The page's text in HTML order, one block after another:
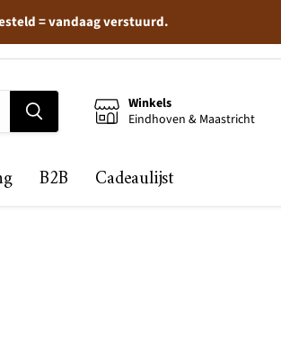
= vandaag verstuurd.
Winkels
Eindhoven & Maastricht
B2B Cadeaulijst